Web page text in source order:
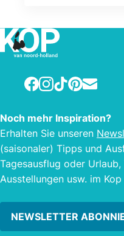
Tennisplätzen,
dem Sie köstlich
auf der Terrasse
einer Koppel,
mit Kabelbahn
Der
ganze Jahr über
Ausflugsort für
Bekannte.
Facebook
Instagram
TikTokPinterest
E-mail
Noch mehr Inspiration?
Erhalten Sie unseren
(saisonaler) Tipps und
Tagesausflug oder
Ausstellungen usw. im
NEWSLETTER